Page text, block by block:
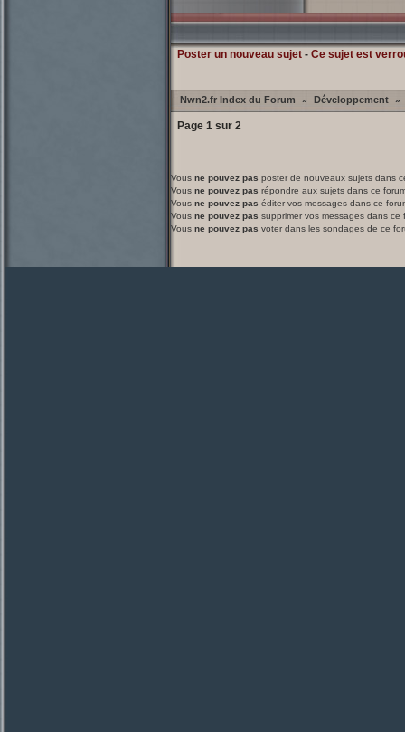
Poster un nouveau sujet- Ce sujet est
Nwn2.fr Index du Forum » Développement »
Page 1sur 2
Vous ne pouvez pas poster de nouveaux sujets dans
Vous ne pouvez pas répondre aux sujets dans ce
Vous ne pouvez pas éditer vos messages dans ce
Vous ne pouvez pas supprimer vos messages dans ce
Vous ne pouvez pas voter dans les sondages de ce